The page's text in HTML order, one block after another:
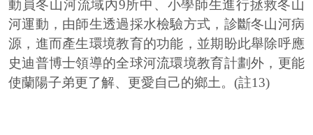
動員冬山河流域內9所中、小學師生進行拯救冬山
河運動，由師生透過採水檢驗方式，診斷冬山河病
源，進而產生環境教育的功能，並期盼此舉除呼應
史迪普博士領導的全球河流環境教育計劃外，更能
使蘭陽子弟更了解、更愛自己的鄉土。(註13)